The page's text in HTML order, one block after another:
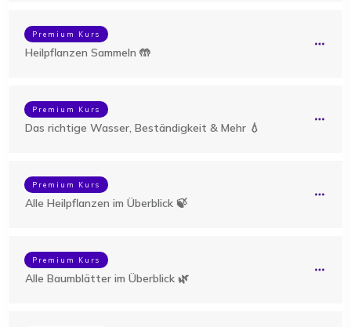
Premium Kurs
Heilpflanzen Sammeln 🤲
Premium Kurs
Das richtige Wasser, Beständigkeit & Mehr 💧
Premium Kurs
Alle Heilpflanzen im Überblick 🍃
Premium Kurs
Alle Baumblätter im Überblick 🌿